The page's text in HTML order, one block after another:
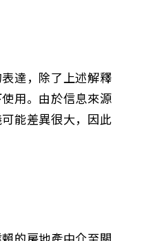
達，除了上述解釋
用。由於信息來源
能差異很大，因此